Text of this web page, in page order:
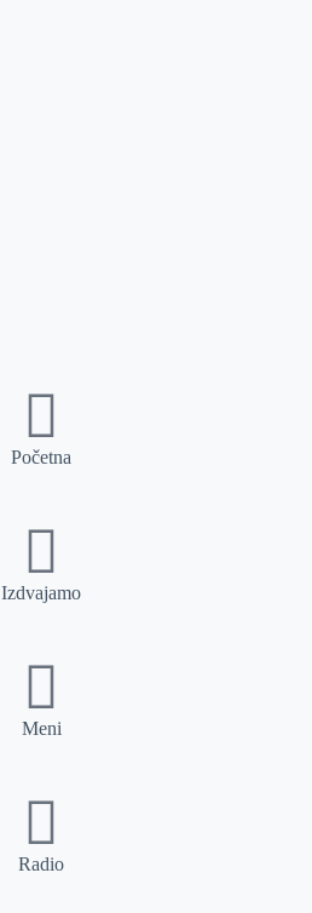
Početna
Izdvajamo
Meni
Radio